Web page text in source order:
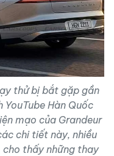
thử bị bắt gặp gần
Hàn Quốc
mạo của Grandeur
chi tiết này, nhiều
thấy những thay